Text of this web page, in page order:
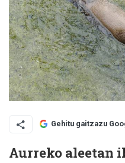
Gehitu gaitzazu
Aurreko aleetan